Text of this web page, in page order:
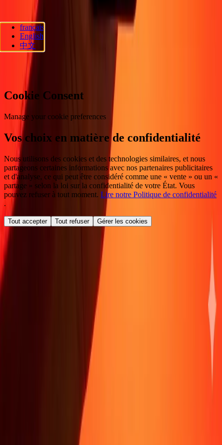
Ria Lithuania UAB. © 2026 Dandelion Payments, Inc. Tous droits
réservés.
Préférences en matière de cookies
français
English
中文
Cookie Consent
Manage your cookie preferences
Vos choix en matière de confidentialité
Nous utilisons des cookies et des technologies similaires, et nous
partageons certaines informations avec nos partenaires publicitaires
et d'analyse, ce qui peut être considéré comme une « vente » ou un «
partage » selon la loi sur la confidentialité de votre État. Vous
pouvez refuser à tout moment. Lire notre Politique de confidentialité
.
Tout accepter Tout refuser Gérer les cookies